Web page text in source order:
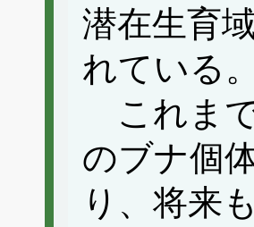
潜在生育
れている。
これま
のブナ個
り、将来